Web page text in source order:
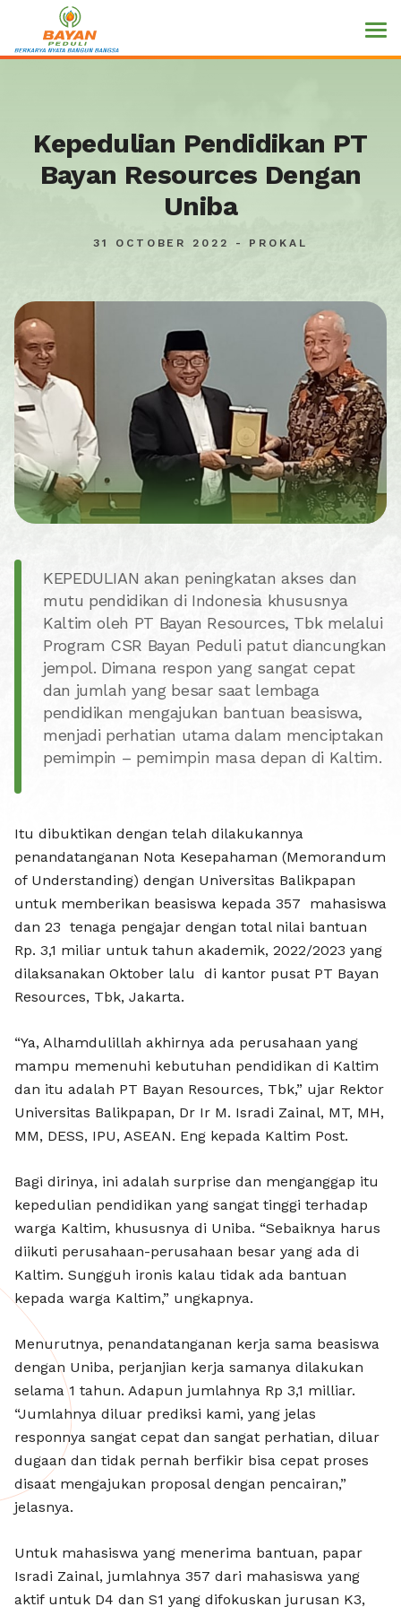
Kepedulian Pendidikan PT
Bayan Resources Dengan
Uniba
31 OCTOBER 2022 - PROKAL
KEPEDULIAN akan peningkatan akses dan
mutu pendidikan di Indonesia khususnya
Kaltim oleh PT Bayan Resources, Tbk melalui
Program CSR Bayan Peduli patut diancungkan
jempol. Dimana respon yang sangat cepat
dan jumlah yang besar saat lembaga
pendidikan mengajukan bantuan beasiswa,
menjadi perhatian utama dalam menciptakan
pemimpin – pemimpin masa depan di Kaltim.
Itu dibuktikan dengan telah dilakukannya
penandatanganan Nota Kesepahaman (Memorandum
of Understanding) dengan Universitas Balikpapan
untuk memberikan beasiswa kepada 357 mahasiswa
dan 23 tenaga pengajar dengan total nilai bantuan
Rp. 3,1 miliar untuk tahun akademik, 2022/2023 yang
dilaksanakan Oktober lalu di kantor pusat PT Bayan
Resources, Tbk, Jakarta.
“Ya, Alhamdulillah akhirnya ada perusahaan yang
mampu memenuhi kebutuhan pendidikan di Kaltim
dan itu adalah PT Bayan Resources, Tbk,” ujar Rektor
Universitas Balikpapan, Dr Ir M. Isradi Zainal, MT, MH,
MM, DESS, IPU, ASEAN. Eng kepada Kaltim Post.
Bagi dirinya, ini adalah surprise dan menganggap itu
kepedulian pendidikan yang sangat tinggi terhadap
warga Kaltim, khususnya di Uniba. “Sebaiknya harus
diikuti perusahaan-perusahaan besar yang ada di
Kaltim. Sungguh ironis kalau tidak ada bantuan
kepada warga Kaltim,” ungkapnya.
Menurutnya, penandatanganan kerja sama beasiswa
dengan Uniba, perjanjian kerja samanya dilakukan
selama 1 tahun. Adapun jumlahnya Rp 3,1 milliar.
“Jumlahnya diluar prediksi kami, yang jelas
responnya sangat cepat dan sangat perhatian, diluar
dugaan dan tidak pernah berfikir bisa cepat proses
disaat mengajukan proposal dengan pencairan,”
jelasnya.
Untuk mahasiswa yang menerima bantuan, papar
Isradi Zainal, jumlahnya 357 dari mahasiswa yang
aktif untuk D4 dan S1 yang difokuskan jurusan K3,